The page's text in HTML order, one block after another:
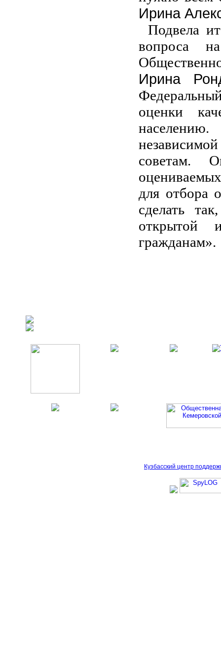
Ирина
Подвела
вопроса
Ирина
оценки
советам.
для отбора
сделать
открытой
гражданам».
Кузбасский центр